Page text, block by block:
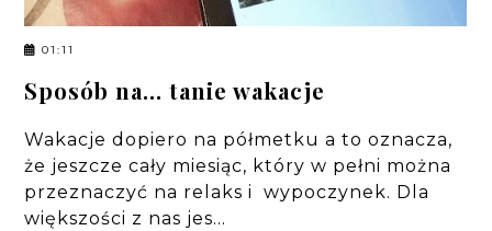
01:11
Sposób na... tanie wakacje
Wakacje dopiero na półmetku a to oznacza,
że jeszcze cały miesiąc, który w pełni można
przeznaczyć na relaks i wypoczynek. Dla
większości z nas jes…